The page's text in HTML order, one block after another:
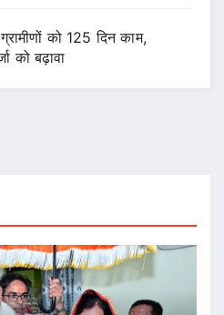
को 125 दिन काम,
को बढ़ावा